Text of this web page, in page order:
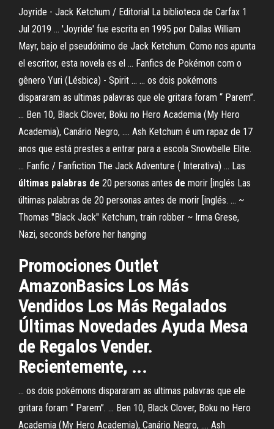
Joyride - Jack Ketchum / Editorial La biblioteca de Carfax 1
Jul 2019 ... 'Joyride' fue escrita en 1995 por Dallas William
Mayr, bajo el pseudónimo de Jack Ketchum. Como nos apunta
el escritor, esta novela es el ... Fanfics de Pokémon com o
gênero Yuri (Lésbica) - Spirit ... ... os dois pokémons
dispararam as ultimas palavras que ele gritara foram “ Parem”.
... Ben 10, Black Clover, Boku no Hero Academia (My Hero
Academia), Canário Negro, .... Ash Ketchum é um rapaz de 17
anos que está prestes a entrar para a escola Snowbelle Elite.
... Fanfic / Fanfiction The Jack Adventure ( Interativa) ... Las
últimas palabras de 20 personas antes de morir [inglés Las
últimas palabras de 20 personas antes de morir [inglés. ... ~
Thomas "Black Jack" Ketchum, train robber ~ Irma Grese,
Nazi, seconds before her hanging
Promociones Outlet
AmazonBasics Los Más
Vendidos Los Más Regalados
Últimas Novedades Ayuda Mesa
de Regalos Vender.
Recientemente, ...
... os dois pokémons dispararam as ultimas palavras que ele
gritara foram “ Parem”. ... Ben 10, Black Clover, Boku no Hero
Academia (My Hero Academia), Canário Negro, .... Ash